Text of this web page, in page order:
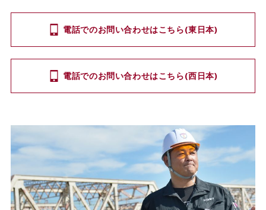
電話でのお問い合わせはこちら(東日本)
電話でのお問い合わせはこちら(西日本)